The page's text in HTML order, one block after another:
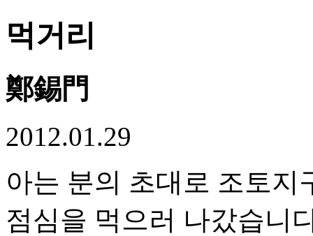
먹거리
鄭錫門
2012.01.29
아는 분의 초대로 조토
점심을 먹으러 나갔습니